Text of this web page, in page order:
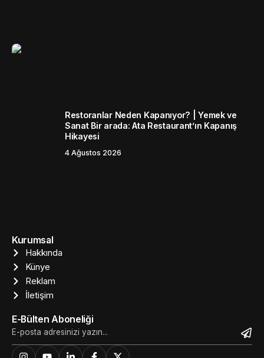
Restoranlar Neden Kapanıyor? | Yemek ve
Sanat Bir arada: Ata Restaurant’ın Kapanış
Hikayesi
4 Ağustos 2026
Kurumsal
Hakkında
Künye
Reklam
İletişim
E-Bülten Aboneliği